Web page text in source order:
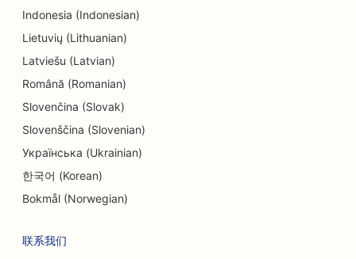
娱乐休闲搜索引擎优化
逃离房间的搜索引擎优化
民族餐厅的 EO
整容服务的搜索引擎优化
农场到餐桌餐厅的搜索引擎优化
家庭餐馆的搜索引擎优化
Indonesia (Indonesian)
Lietuvių (Lithuanian)
Latviešu (Latvian)
Română (Romanian)
Slovenčina (Slovak)
Slovenščina (Slovenian)
Українська (Ukrainian)
한국어 (Korean)
Bokmål (Norwegian)
联系我们